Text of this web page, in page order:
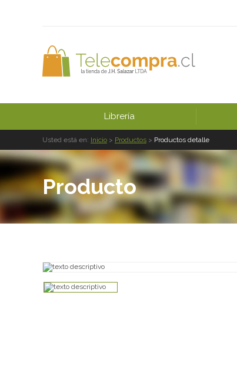
Librería
Usted está en: Inicio > Productos > Productos detalle
Producto